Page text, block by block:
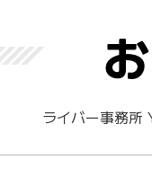
ライバー事務所